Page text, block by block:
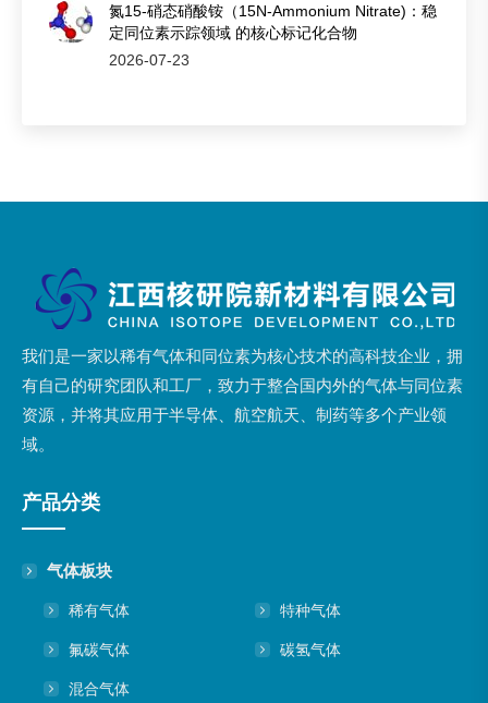
氮15-硝态硝酸铵（15N-Ammonium Nitrate)：稳
定同位素示踪领域 的核心标记化合物
2026-07-23
我们是一家以稀有气体和同位素为核心技术的高科技企业，拥
有自己的研究团队和工厂，致力于整合国内外的气体与同位素
资源，并将其应用于半导体、航空航天、制药等多个产业领
域。
产品分类
气体板块
稀有气体 特种气体
氟碳气体 碳氢气体
混合气体